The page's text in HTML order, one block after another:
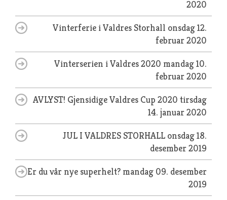
2020
Vinterferie i Valdres Storhall onsdag 12.
februar 2020
Vinterserien i Valdres 2020 mandag 10.
februar 2020
AVLYST! Gjensidige Valdres Cup 2020 tirsdag
14. januar 2020
JUL I VALDRES STORHALL onsdag 18.
desember 2019
Er du vår nye superhelt? mandag 09. desember
2019